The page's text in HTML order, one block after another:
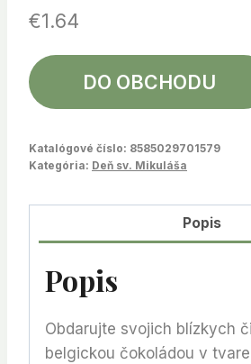
€1.64
DO OBCHODU
Katalógové číslo: 8585029701579
Kategória: Deň sv. Mikuláša
Popis
Popis
Obdarujte svojich blízkych
belgickou čokoládou v